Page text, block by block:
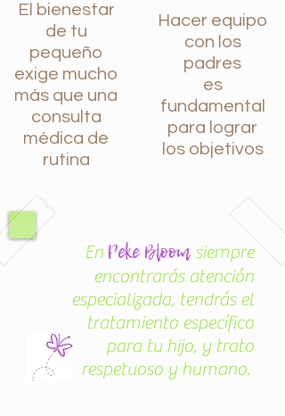
El bienestar
de tu
pequeño
exige mucho
más que una
consulta
médica de
rutina
Hacer equipo
con los
padres
es
fundamental
para lograr
los objetivos
En Peke Bloom siempre
encontrarás atención
especializada, tendrás el
tratamiento específico
para tu hijo, y trato
respetuoso y humano.